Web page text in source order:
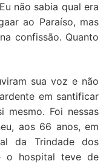
não sabia qual era
ao Paraíso, mas
confissão. Quanto
sua voz e não
em santificar
Foi nessas
aos 66 anos, em
da Trindade dos
o hospital teve de